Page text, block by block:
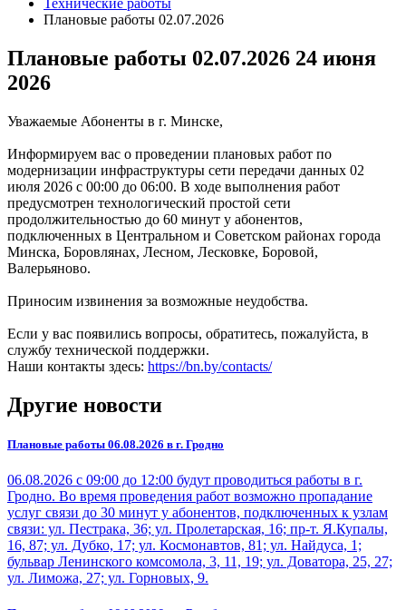
Технические работы
Плановые работы 02.07.2026
Плановые работы 02.07.2026 24 июня
2026
Уважаемые Абоненты в г. Минске,
Информируем вас о проведении плановых работ по
модернизации инфраструктуры сети передачи данных 02
июля 2026 с 00:00 до 06:00. В ходе выполнения работ
предусмотрен технологический простой сети
продолжительностью до 60 минут у абонентов,
подключенных в Центральном и Советском районах города
Минска, Боровлянах, Лесном, Лесковке, Боровой,
Валерьяново.
Приносим извинения за возможные неудобства.
Если у вас появились вопросы, обратитесь, пожалуйста, в
службу технической поддержки.
Наши контакты здесь: https://bn.by/contacts/
Другие новости
Плановые работы 06.08.2026 в г. Гродно
06.08.2026 с 09:00 до 12:00 будут проводиться работы в г.
Гродно. Во время проведения работ возможно пропадание
услуг связи до 30 минут у абонентов, подключенных к узлам
связи: ул. Пестрака, 36; ул. Пролетарская, 16; пр-т. Я.Купалы,
16, 87; ул. Дубко, 17; ул. Космонавтов, 81; ул. Найдуса, 1;
бульвар Ленинского комсомола, 3, 11, 19; ул. Доватора, 25, 27;
ул. Лиможа, 27; ул. Горновых, 9.